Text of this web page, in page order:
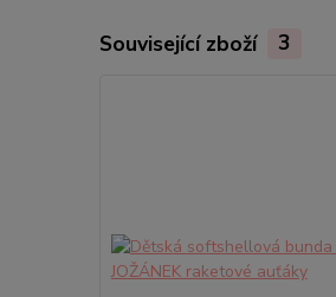
Související zboží 3